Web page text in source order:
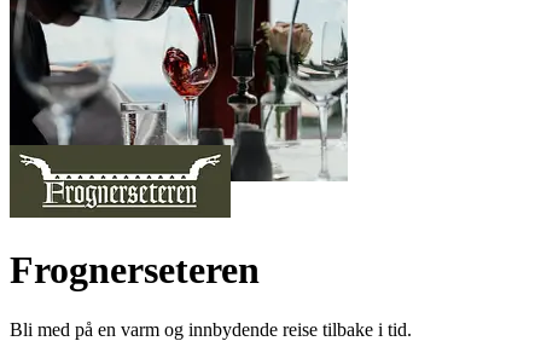
Frognerseteren
Bli med på en varm og innbydende reise tilbake i tid.